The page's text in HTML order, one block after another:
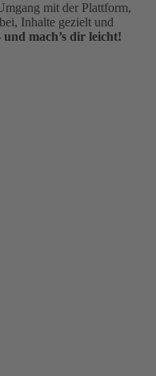
mit der Plattform,
Inhalte gezielt und
mach’s dir leicht!